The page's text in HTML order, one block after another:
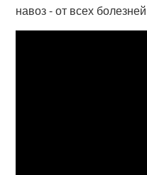
навоз - от всех